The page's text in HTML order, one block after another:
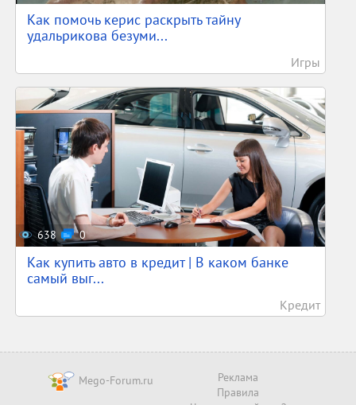
Как помочь керис раскрыть тайну
удальрикова безуми...
Игры
638 0
Как купить авто в кредит | В каком банке
самый выг...
Кредит
Mego-Forum.ru
Реклама
Правила